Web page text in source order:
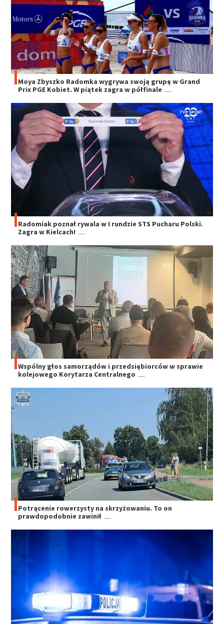
Moya Zbyszko Radomka wygrywa swoją grupę w Grand
Prix PGE Kobiet. W piątek zagra w półfinale
Radomiak poznał rywala w I rundzie STS Pucharu Polski.
Zagra w Kielcach!
Wspólny głos samorządów i przedsiębiorców w sprawie
kolejowego Korytarza Centralnego
Potrącenie rowerzysty na skrzyżowaniu. To on
prawdopodobnie zawinił